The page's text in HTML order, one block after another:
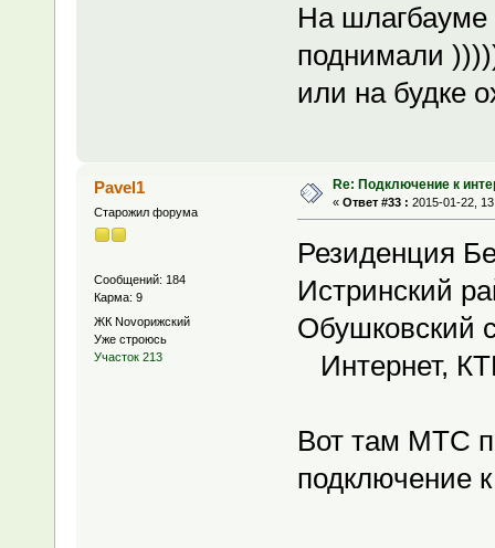
На шлагбауме
поднимали
или на будке
Pavel1
Старожил форума
Сообщений: 184
Карма: 9
ЖК Novoрижский
Уже строюсь
Участок 213
Re: Подключение к
« Ответ #33 : 2015-01-22,
Резиденция
Истринский
Обушковский
Интернет,
Вот там МТС
подключение